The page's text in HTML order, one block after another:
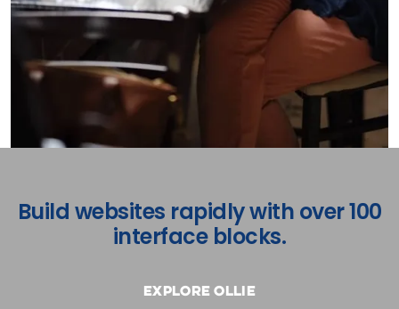
Build websites rapidly with over 100
interface blocks.
Explore Ollie